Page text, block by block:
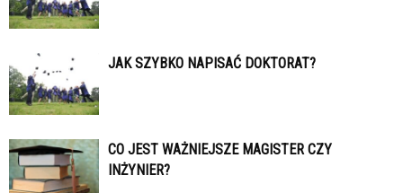
JAK SZYBKO NAPISAĆ DOKTORAT?
CO JEST WAŻNIEJSZE MAGISTER CZY
INŻYNIER?